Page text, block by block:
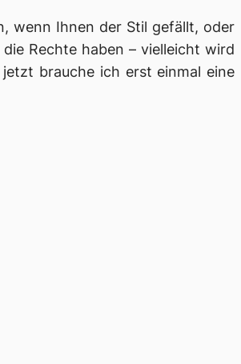
wenn Ihnen der Stil gefällt, oder
Rechte haben – vielleicht wird
brauche ich erst einmal eine